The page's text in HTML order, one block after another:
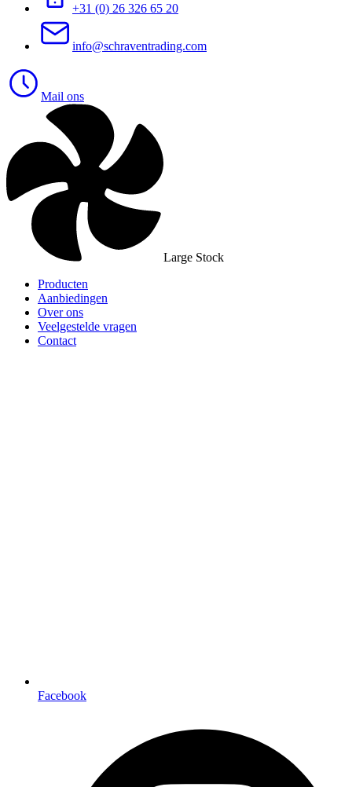
+31 (0) 26 326 65 20
info@schraventrading.com
Mail ons
Large Stock
Producten
Aanbiedingen
Over ons
Veelgestelde vragen
Contact
Facebook